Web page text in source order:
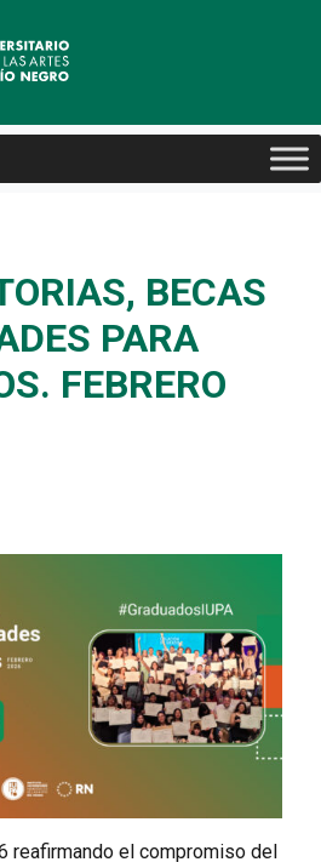
BECAS
PARA
FEBRERO
reafirmando el compromiso del